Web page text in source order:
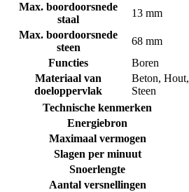
Max. boordoorsnede
staal
13 mm
Max. boordoorsnede
steen
68 mm
Functies
Boren
Materiaal van
doeloppervlak
Beton, Hout,
Steen
Technische kenmerken
Energiebron
Maximaal vermogen
Slagen per minuut
Snoerlengte
Aantal versnellingen